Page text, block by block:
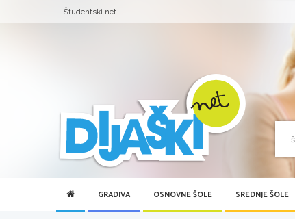
Študentski.net
GRADIVA OSNOVNE ŠOLE SREDNJE ŠOLE